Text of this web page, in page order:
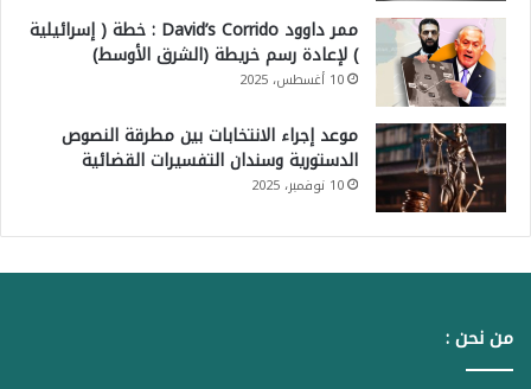
ممر داوود David’s Corrido : خطة ( إسرائيلية
) لإعادة رسم خريطة (الشرق الأوسط)
10 أغسطس، 2025
موعد إجراء الانتخابات بين مطرقة النصوص
الدستورية وسندان التفسيرات القضائية
10 نوفمبر، 2025
من نحن :